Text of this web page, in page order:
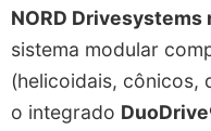
NORD Drivesystems
sistema modular
(helicoidais, cônicos,
o integrado